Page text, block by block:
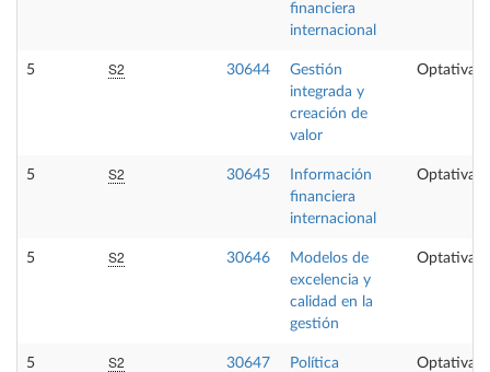
financiera
internacional
5 S2 30644
Gestión
integrada y
creación de
valor
Optativa
5 S2 30645
Información
financiera
internacional
Optativa
5 S2 30646
Modelos de
excelencia y
calidad en la
gestión
Optativa
5 S2 30647
Política
Optativa